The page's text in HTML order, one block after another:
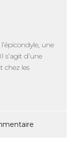
une
s’agit d’une
chez les